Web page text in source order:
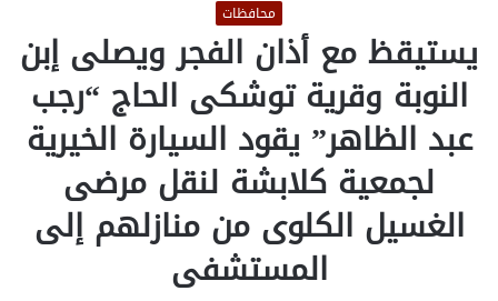
محافظات
يستيقظ مع أذان الفجر ويصلى إبن
النوبة وقرية توشكى الحاج “رجب
عبد الظاهر” يقود السيارة الخيرية
لجمعية كلابشة لنقل مرضى
الغسيل الكلوى من منازلهم إلى
المستشفى